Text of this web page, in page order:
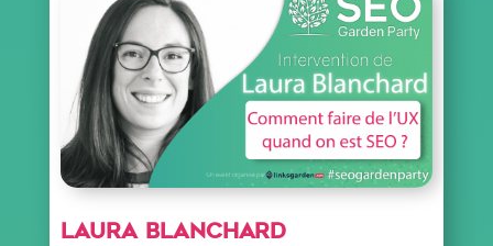
Laura Blanchard